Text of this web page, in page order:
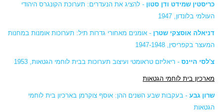
כריסטין שמידט ודן סטון - להציג את הנעדרים: תערוכת הקונגרס היהודי
העולמי בלונדון, 1947
דניאלה אוסצקי שטרן - אומנים מאחורי גדרות תיל: תערוכות אומנות במחנות
המעצר בקפריסין, 1947-1948
צ'לסי היינס - ריאליזם טראומטי ועיצוב תערוכות בבית לוחמי הגטאות, 1953
מארכיון בית לוחמי הגטאות
שרון גבע - בעקבות שבע השנים ההן: אוסף צוקרמן בארכיון בית לוחמי
הגטאות